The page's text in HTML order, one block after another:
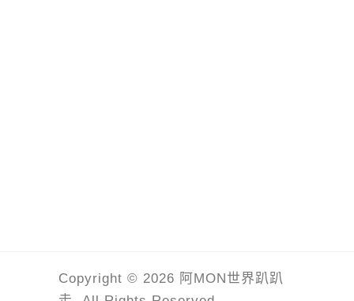
Copyright © 2026 阿MON世界趴趴